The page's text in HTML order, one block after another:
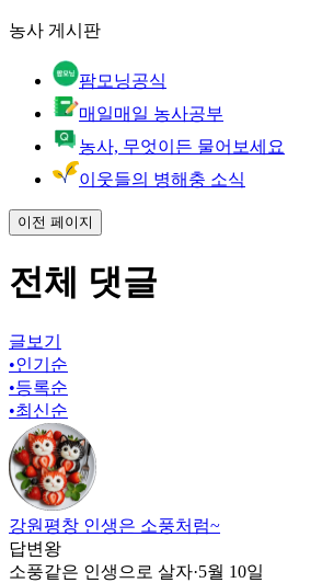
농사 게시판
팜모닝공식
매일매일 농사공부
농사, 무엇이든 물어보세요
이웃들의 병해충 소식
이전 페이지
전체 댓글
글보기
•인기순
•등록순
•최신순
강원평창 인생은 소풍처럼~
답변왕
소풍같은 인생으로 살자·5월 10일